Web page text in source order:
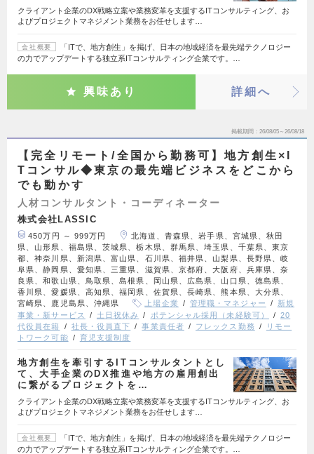
クライアント企業のDX戦略立案や業務変革を支援するITコンサルティング、お
よびプロジェクトマネジメント業務をお任せします…
会社概要
「ITで、地方創生」を掲げ、日本の地域経済を最先端テクノロジー
の力でアップデートする独立系ITコンサルティング企業です。…
興味あり 詳細へ
掲載期間 26/08/05～26/08/18
【完全リモート/全国から勤務可】地方創生×I
Tコンサル◆東京の最先端ビジネスをどこから
でも動かす
人材コンサルタント・コーディネーター
株式会社LASSIC
450万円 ～ 999万円
北海道、青森県、岩手県、宮城県、秋田
県、山形県、福島県、茨城県、栃木県、群馬県、埼玉県、千葉県、東京
都、神奈川県、新潟県、富山県、石川県、福井県、山梨県、長野県、岐
阜県、静岡県、愛知県、三重県、滋賀県、京都府、大阪府、兵庫県、奈
良県、和歌山県、鳥取県、島根県、岡山県、広島県、山口県、徳島県、
香川県、愛媛県、高知県、福岡県、佐賀県、長崎県、熊本県、大分県、
宮崎県、鹿児島県、沖縄県
上場企業 管理職・マネジャー
新規
事業・新サービス
土日祝休み ポテンシャル採用（未経験可）
20
代役員在籍
社長・役員直下 事業責任者 フレックス勤務
リモー
トワーク可能
育児支援制度
地方創生を牽引するITコンサルタントとし
て、大手企業のDX推進や地方の雇用創出
に繋がるプロジェクトを…
クライアント企業のDX戦略立案や業務変革を支援するITコンサルティング、お
よびプロジェクトマネジメント業務をお任せします…
会社概要
「ITで、地方創生」を掲げ、日本の地域経済を最先端テクノロジー
の力でアップデートする独立系ITコンサルティング企業です。…